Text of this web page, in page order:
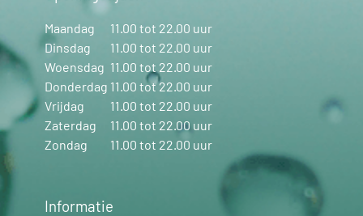
Maandag
11.00 tot 22.00 uur
Dinsdag
11.00 tot 22.00 uur
Woensdag 11.00 tot 22.00 uur
Donderdag 11.00 tot 22.00 uur
Vrijdag
11.00 tot 22.00 uur
Zaterdag
11.00 tot 22.00 uur
Zondag
11.00 tot 22.00 uur
Informatie